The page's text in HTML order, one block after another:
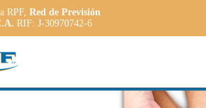
RPF, Red de Previsión
RIF: J-30970742-6